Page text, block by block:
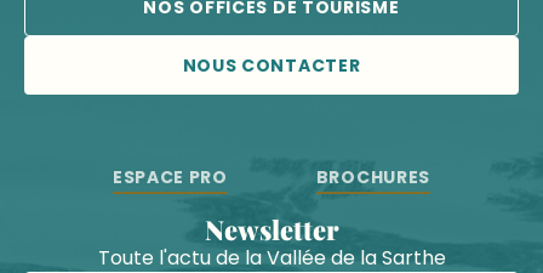
NOS OFFICES DE TOURISME
NOUS CONTACTER
ESPACE PRO BROCHURES
Newsletter
Toute l'actu de la Vallée de la Sarthe